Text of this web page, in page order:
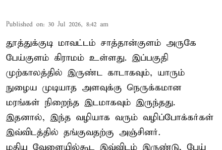
Published on: 30 Jul 2026, 8:42 am
தூத்துக்குடி மாவட்டம் சாத்தான்குளம் அருகே
பேய்குளம் கிராமம் உள்ளது. இப்பகுதி
முற்காலத்தில் இருண்ட காடாகவும், யாரும்
நுழைய முடியாத அளவுக்கு நெருக்கமான
மரங்கள் நிறைந்த இடமாகவும் இருந்தது.
இதனால், இந்த வழியாக வரும் வழிப்போக்கர்கள்
இவ்விடத்தில் தங்குவதற்கு அஞ்சினர்.
மதிய வேளையில்கூட இவ்விடம் இருண்டு, பேய்